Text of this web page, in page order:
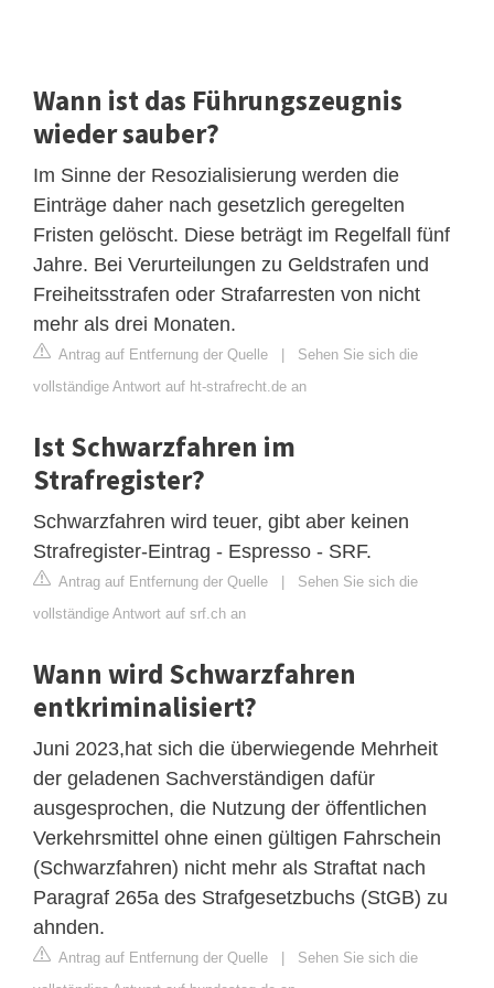
Wann ist das Führungszeugnis
wieder sauber?
Im Sinne der Resozialisierung werden die
Einträge daher nach gesetzlich geregelten
Fristen gelöscht. Diese beträgt im Regelfall fünf
Jahre. Bei Verurteilungen zu Geldstrafen und
Freiheitsstrafen oder Strafarresten von nicht
mehr als drei Monaten.
Antrag auf Entfernung der Quelle | Sehen Sie sich die
vollständige Antwort auf ht-strafrecht.de an
Ist Schwarzfahren im
Strafregister?
Schwarzfahren wird teuer, gibt aber keinen
Strafregister-Eintrag - Espresso - SRF.
Antrag auf Entfernung der Quelle | Sehen Sie sich die
vollständige Antwort auf srf.ch an
Wann wird Schwarzfahren
entkriminalisiert?
Juni 2023,hat sich die überwiegende Mehrheit
der geladenen Sachverständigen dafür
ausgesprochen, die Nutzung der öffentlichen
Verkehrsmittel ohne einen gültigen Fahrschein
(Schwarzfahren) nicht mehr als Straftat nach
Paragraf 265a des Strafgesetzbuchs (StGB) zu
ahnden.
Antrag auf Entfernung der Quelle | Sehen Sie sich die